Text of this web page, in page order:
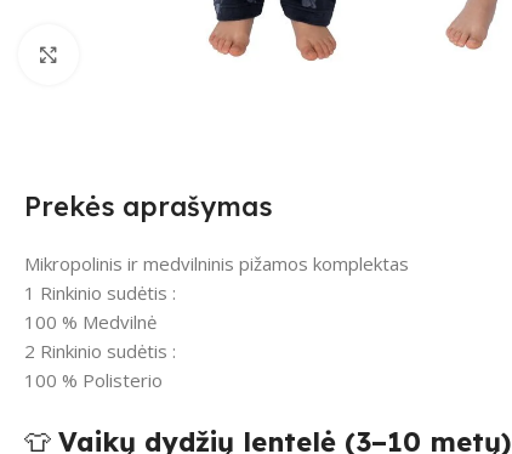
Prekės aprašymas
Mikropolinis ir medvilninis pižamos komplektas
1 Rinkinio sudėtis :
100 % Medvilnė
2 Rinkinio sudėtis :
100 % Polisterio
👕 Vaikų dydžių lentelė (3–10 metų)